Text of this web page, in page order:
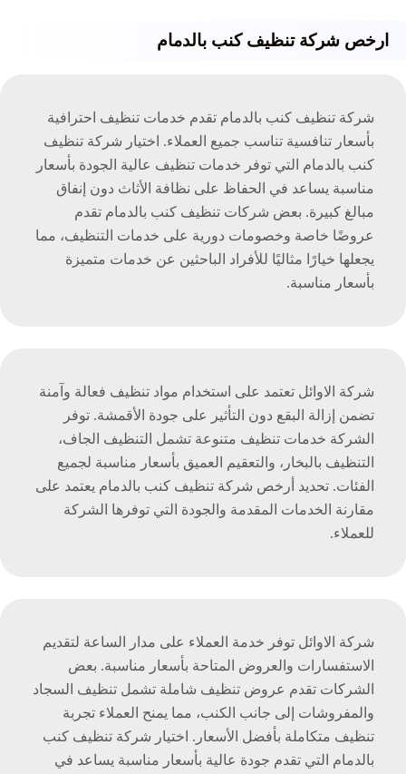
ارخص شركة تنظيف كنب بالدمام
شركة تنظيف كنب بالدمام تقدم خدمات تنظيف احترافية
بأسعار تنافسية تناسب جميع العملاء. اختيار شركة تنظيف
كنب بالدمام التي توفر خدمات تنظيف عالية الجودة بأسعار
مناسبة يساعد في الحفاظ على نظافة الأثاث دون إنفاق
مبالغ كبيرة. بعض شركات تنظيف كنب بالدمام تقدم
عروضًا خاصة وخصومات دورية على خدمات التنظيف، مما
يجعلها خيارًا مثاليًا للأفراد الباحثين عن خدمات متميزة
بأسعار مناسبة.
شركة الاوائل تعتمد على استخدام مواد تنظيف فعالة وآمنة
تضمن إزالة البقع دون التأثير على جودة الأقمشة. توفر
الشركة خدمات تنظيف متنوعة تشمل التنظيف الجاف،
التنظيف بالبخار، والتعقيم العميق بأسعار مناسبة لجميع
الفئات. تحديد أرخص شركة تنظيف كنب بالدمام يعتمد على
مقارنة الخدمات المقدمة والجودة التي توفرها الشركة
للعملاء.
شركة الاوائل توفر خدمة العملاء على مدار الساعة لتقديم
الاستفسارات والعروض المتاحة بأسعار مناسبة. بعض
الشركات تقدم عروض تنظيف شاملة تشمل تنظيف السجاد
والمفروشات إلى جانب الكنب، مما يمنح العملاء تجربة
تنظيف متكاملة بأفضل الأسعار. اختيار شركة تنظيف كنب
بالدمام التي تقدم جودة عالية بأسعار مناسبة يساعد في